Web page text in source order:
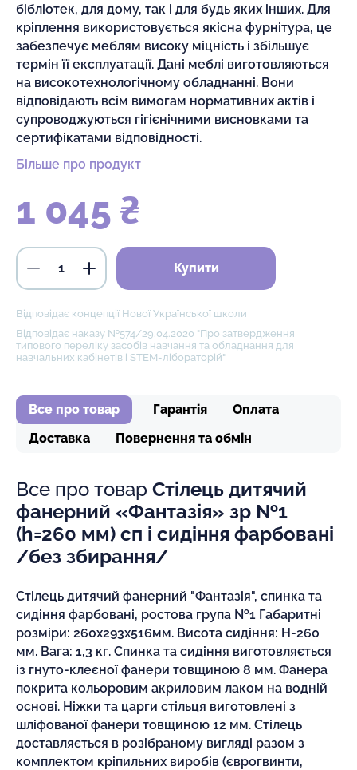
бібліотек, для дому, так і для будь яких інших. Для
кріплення використовується якісна фурнітура, це
забезпечує меблям високу міцність і збільшує
термін її експлуатації. Дані меблі виготовляються
на високотехнологічному обладнанні. Вони
відповідають всім вимогам нормативних актів і
супроводжуються гігієнічними висновками та
сертифікатами відповідності.
Більше про продукт
1 045 ₴
Купити
Відповідає концепції Нової Української школи
Відповідає наказу №574/29.04.2020 "Про затвердження
типового переліку засобів навчання та обладнання для
навчальних кабінетів і STEM-лібораторій"
Все про товар Гарантія
Оплата
Доставка
Повернення та обмін
Все про товар Стілець дитячий
фанерний «Фантазія» зр №1
(h=260 мм) сп і сидіння фарбовані
/без збирання/
Стілець дитячий фанерний "Фантазія", спинка та
сидіння фарбовані, ростова група №1 Габаритні
розміри: 260х293х516мм. Висота сидіння: Н-260
мм. Вага: 1,3 кг. Спинка та сидіння виготовляється
із гнуто-клеєної фанери товщиною 8 мм. Фанера
покрита кольоровим акриловим лаком на водній
основі. Ніжки та царги стільця виготовлені з
шліфованої фанери товщиною 12 мм. Стілець
доставляється в розібраному вигляді разом з
комплектом кріпильних виробів (єврогвинти,